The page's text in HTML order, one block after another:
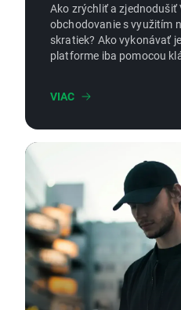
Ako zrýchliť a zjednodušiť
obchodovanie s využitím
skratiek? Ako vykonávať
platforme iba pomocou
VIAC